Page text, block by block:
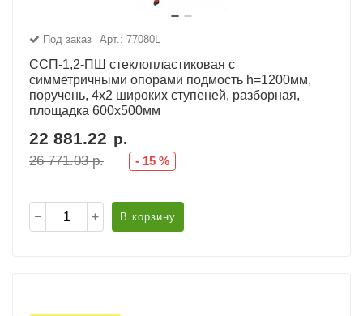
Под заказ Арт.: 77080L
ССП-1,2-ПШ стеклопластиковая с
симметричными опорами подмость h=1200мм,
поручень, 4х2 широких ступеней, разборная,
площадка 600х500мм
22 881.22 р.
26 771.03р. - 15 %
В корзину